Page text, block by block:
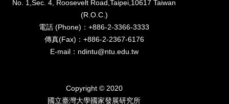
No. 1,Sec. 4, Roosevelt Road,Taipei,10617 Taiwan
(R.O.C.)
電話 (Phone)：+886-2-3366-3333
傳真(Fax)：+886-2-2367-6176
E-mail：ndintu@ntu.edu.tw
Copyright © 2020
國立臺灣⼤學國家發展研究所